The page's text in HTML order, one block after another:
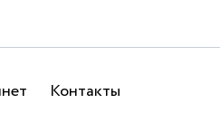
Контакты